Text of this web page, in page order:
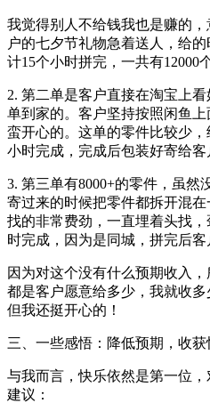
我觉得别人不给钱我也是赚的
户的七夕节礼物急着送人，给
计15个小时拼完，一共有12000
2. 第二单是客户直接在淘宝上
单到家的。客户坚持按照闲鱼
蛮开心的。这单的零件比较少
小时完成，完成后包装好寄给客
3. 第三单有8000+的零件，虽然
寄过来的时候把零件都拆开混
找的非常费劲，一直埋着头找
时完成，因为是同城，拼完后客
因为对这个没有什么预期收入
都是客户愿意给多少，我就收多
但我还挺开心的！
三、一些感悟：降低预期，收
与我而言，快乐依然是第一位
建议：